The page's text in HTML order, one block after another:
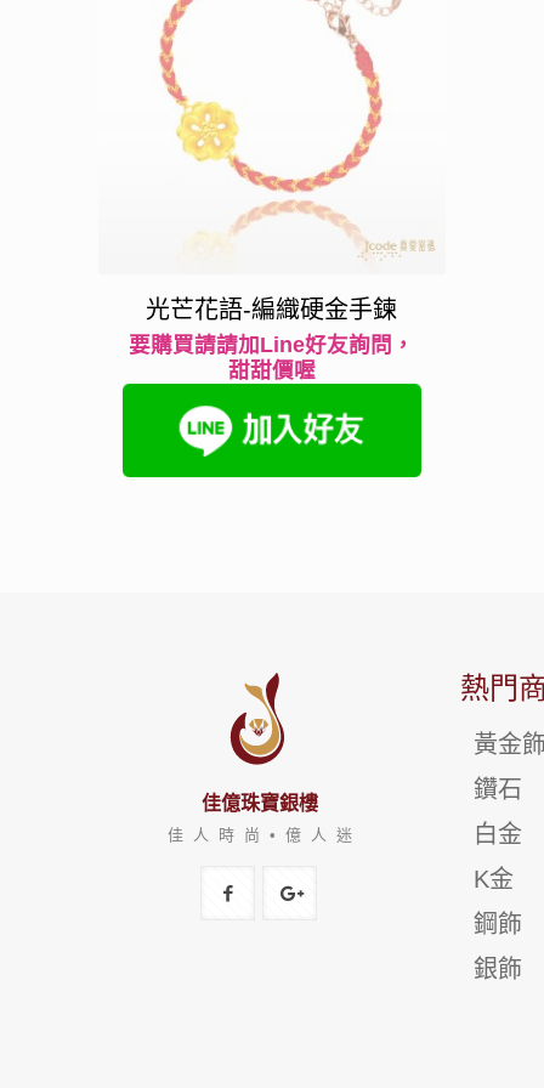
光芒花語-編織硬金手鍊
要購買請請加Line好友詢問，
甜甜價喔
佳億珠寶銀樓
佳 人 時 尚 • 億 人 迷
熱門
黃金
鑽石
白金
K金
鋼飾
銀飾